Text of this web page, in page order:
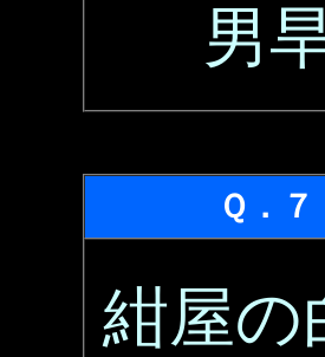
男
Ｑ．７
紺屋の